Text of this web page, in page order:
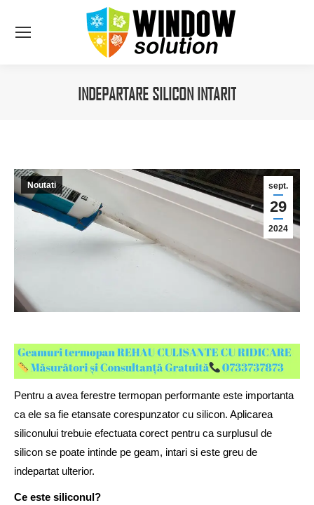
INDEPARTARE SILICON INTARIT
sept.
29
2024
Noutati
Pentru a avea ferestre termopan performante este importanta
ca ele sa fie etansate corespunzator cu silicon. Aplicarea
siliconului trebuie efectuata corect pentru ca surplusul de
silicon se poate intinde pe geam, intari si este greu de
indepartat ulterior.
Ce este siliconul?